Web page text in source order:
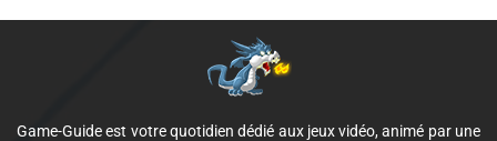
Game-Guide est votre quotidien dédié aux jeux vidéo, animé par une